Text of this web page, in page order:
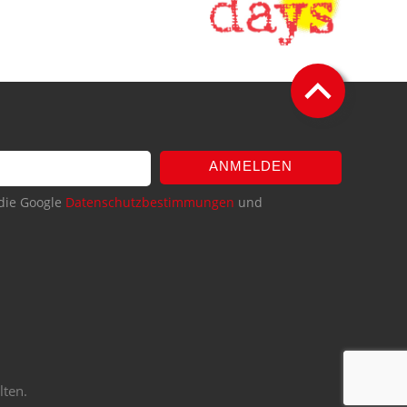
ANMELDEN
Google Datenschutzbestimmungen und